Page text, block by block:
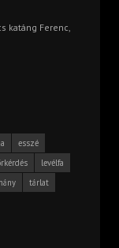
katáng Ferenc,
esszé
levélfa
tárlat